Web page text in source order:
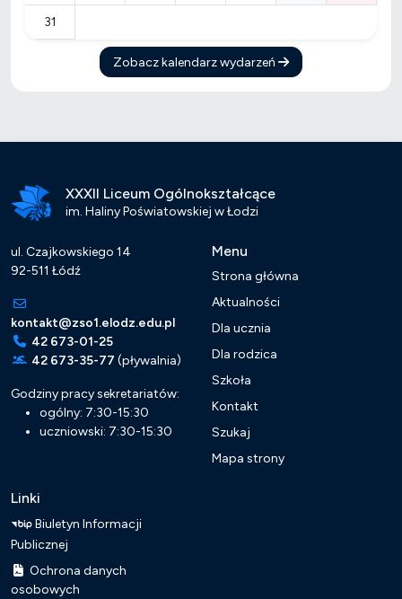
31
Zobacz kalendarz wydarzeń
XXXII Liceum Ogólnokształcące
im. Haliny Poświatowskiej w Łodzi
ul. Czajkowskiego 14
92-511 Łódź
kontakt@zso1.elodz.edu.pl
42 673-01-25
42 673-35-77 (pływalnia)
Godziny pracy sekretariatów:
ogólny: 7:30-15:30
uczniowski: 7:30-15:30
Menu
Strona główna
Aktualności
Dla ucznia
Dla rodzica
Szkoła
Kontakt
Szukaj
Mapa strony
Linki
Biuletyn Informacji
Publicznej
Ochrona danych
osobowych